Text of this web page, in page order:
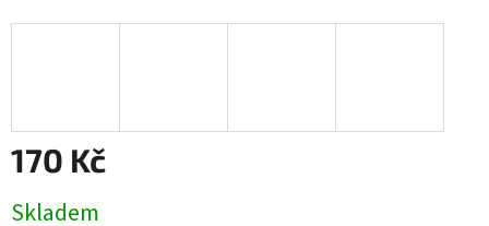
170 Kč
cena:
Skladem